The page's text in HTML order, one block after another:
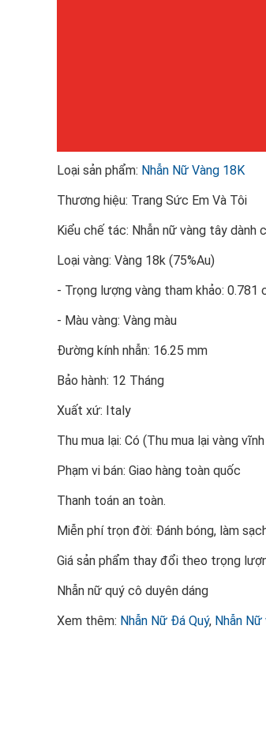
Loại sản phẩm: Nhẫn Nữ Vàng 18K
Thương hiệu: Trang Sức Em Và Tôi
Kiểu chế tác: Nhẫn nữ vàng tây dành
Loại vàng: Vàng 18k (75%Au)
- Trọng lượng vàng tham khảo: 0.781
- Màu vàng: Vàng màu
Đường kính nhẫn: 16.25 mm
Bảo hành: 12 Tháng
Xuất xứ: Italy
Thu mua lại: Có (Thu mua lại vàng
Phạm vi bán: Giao hàng toàn quốc
Thanh toán an toàn.
Miễn phí trọn đời: Đánh bóng, làm
Giá sản phẩm thay đổi theo trọng
Nhẫn nữ quý cô duyên dáng
Xem thêm: Nhẫn Nữ Đá Quý, Nhẫn